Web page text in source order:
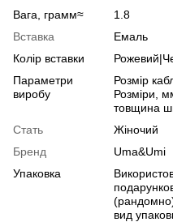
Вага, грамм≈
1.8
Вставка
Емаль
Колір вставки
Параметри
виробу
Розмір
Розміри,
товщина
Стать
Жіночий
Бренд
Uma&Umi
Упаковка
вид